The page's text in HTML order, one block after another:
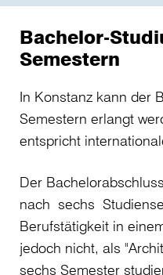
Bachelor-
Semestern
In Konstanz kann der
Semestern erlangt
entspricht
Der Bachelorabschluss
nach sechs
Berufstätigkeit in
jedoch nicht, als
sechs Semester